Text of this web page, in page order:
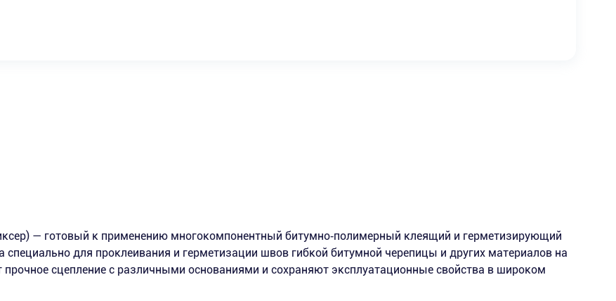
— готовый к применению многокомпонентный битумно‑полимерный клеящий и герметизирующий
для проклеивания и герметизации швов гибкой битумной черепицы и других материалов на
сцепление с различными основаниями и сохраняют эксплуатационные свойства в широком